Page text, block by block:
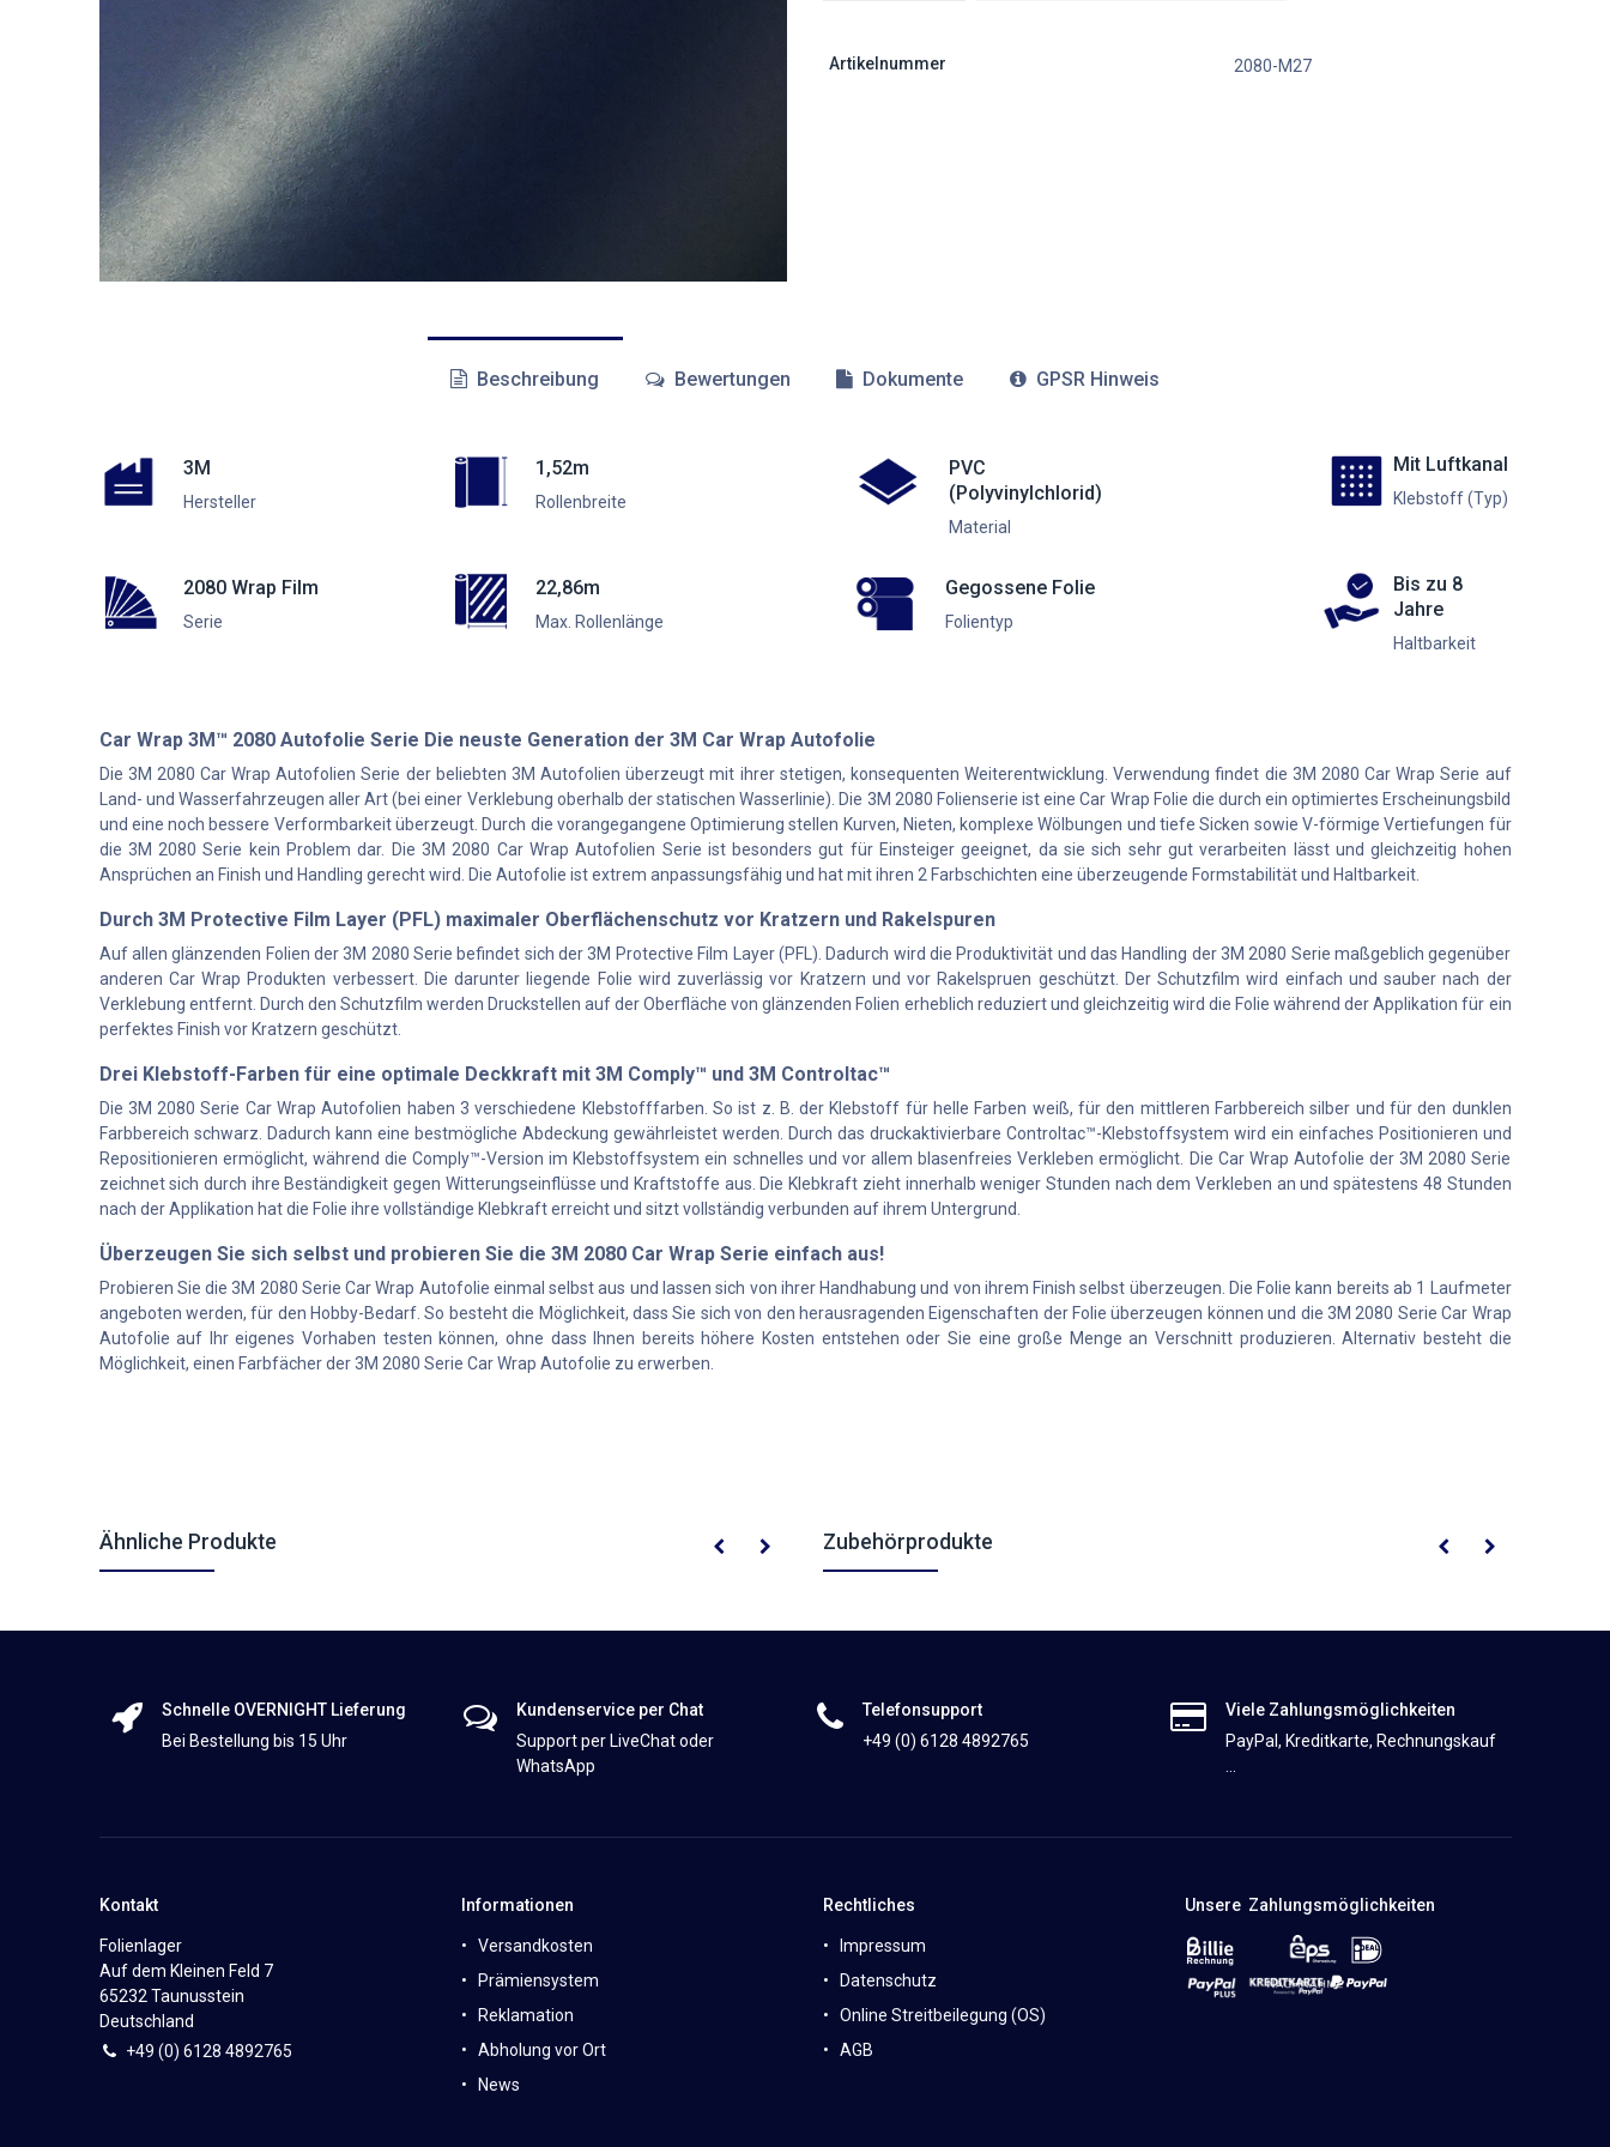
Artikelnummer 2080-M27
Beschreibung Bewertungen Dokumente GPSR Hinweis
3M
Hersteller
2080 Wrap Film
Serie
1,52m
Rollenbreite
22,86m
Max. Rollenlänge
PVC
(Polyvinylchlorid)
Material
Gegossene Folie
Folientyp
Mit Luftkanal
Klebstoff (Typ)
Bis zu 8
Jahre
Haltbarkeit
Car Wrap 3M™ 2080 Autofolie Serie Die neuste Generation der 3M Car Wrap Autofolie
Die 3M 2080 Car Wrap Autofolien Serie der beliebten 3M Autofolien überzeugt mit ihrer stetigen, konsequenten Weiterentwicklung. Verwendung findet die 3M 2080 Car Wrap Serie auf
Land- und Wasserfahrzeugen aller Art (bei einer Verklebung oberhalb der statischen Wasserlinie). Die 3M 2080 Folienserie ist eine Car Wrap Folie die durch ein optimiertes Erscheinungsbild
und eine noch bessere Verformbarkeit überzeugt. Durch die vorangegangene Optimierung stellen Kurven, Nieten, komplexe Wölbungen und tiefe Sicken sowie V-förmige Vertiefungen für
die 3M 2080 Serie kein Problem dar. Die 3M 2080 Car Wrap Autofolien Serie ist besonders gut für Einsteiger geeignet, da sie sich sehr gut verarbeiten lässt und gleichzeitig hohen
Ansprüchen an Finish und Handling gerecht wird. Die Autofolie ist extrem anpassungsfähig und hat mit ihren 2 Farbschichten eine überzeugende Formstabilität und Haltbarkeit.
Durch 3M Protective Film Layer (PFL) maximaler Oberflächenschutz vor Kratzern und Rakelspuren
Auf allen glänzenden Folien der 3M 2080 Serie befindet sich der 3M Protective Film Layer (PFL). Dadurch wird die Produktivität und das Handling der 3M 2080 Serie maßgeblich gegenüber
anderen Car Wrap Produkten verbessert. Die darunter liegende Folie wird zuverlässig vor Kratzern und vor Rakelspruen geschützt. Der Schutzfilm wird einfach und sauber nach der
Verklebung entfernt. Durch den Schutzfilm werden Druckstellen auf der Oberfläche von glänzenden Folien erheblich reduziert und gleichzeitig wird die Folie während der Applikation für ein
perfektes Finish vor Kratzern geschützt.
Drei Klebstoff-Farben für eine optimale Deckkraft mit 3M Comply™ und 3M Controltac™
Die 3M 2080 Serie Car Wrap Autofolien haben 3 verschiedene Klebstofffarben. So ist z. B. der Klebstoff für helle Farben weiß, für den mittleren Farbbereich silber und für den dunklen
Farbbereich schwarz. Dadurch kann eine bestmögliche Abdeckung gewährleistet werden. Durch das druckaktivierbare Controltac™-Klebstoffsystem wird ein einfaches Positionieren und
Repositionieren ermöglicht, während die Comply™-Version im Klebstoffsystem ein schnelles und vor allem blasenfreies Verkleben ermöglicht. Die Car Wrap Autofolie der 3M 2080 Serie
zeichnet sich durch ihre Beständigkeit gegen Witterungseinflüsse und Kraftstoffe aus. Die Klebkraft zieht innerhalb weniger Stunden nach dem Verkleben an und spätestens 48 Stunden
nach der Applikation hat die Folie ihre vollständige Klebkraft erreicht und sitzt vollständig verbunden auf ihrem Untergrund.
Überzeugen Sie sich selbst und probieren Sie die 3M 2080 Car Wrap Serie einfach aus!
Probieren Sie die 3M 2080 Serie Car Wrap Autofolie einmal selbst aus und lassen sich von ihrer Handhabung und von ihrem Finish selbst überzeugen. Die Folie kann bereits ab 1 Laufmeter
angeboten werden, für den Hobby-Bedarf. So besteht die Möglichkeit, dass Sie sich von den herausragenden Eigenschaften der Folie überzeugen können und die 3M 2080 Serie Car Wrap
Autofolie auf Ihr eigenes Vorhaben testen können, ohne dass Ihnen bereits höhere Kosten entstehen oder Sie eine große Menge an Verschnitt produzieren. Alternativ besteht die
Möglichkeit, einen Farbfächer der 3M 2080 Serie Car Wrap Autofolie zu erwerben.
Ähnliche Produkte Zubehörprodukte
Schnelle OVERNIGHT Lieferung
Bei Bestellung bis 15 Uhr
Kundenservice per Chat
Support per LiveChat oder
WhatsApp
Telefonsupport
+49 (0) 6128 4892765
Viele Zahlungsmöglichkeiten
PayPal, Kreditkarte, Rechnungskauf
...
Kontakt
Folienlager
Auf dem Kleinen Feld 7
65232 Taunusstein
Deutschland
+49 (0) 6128 4892765
Informationen
Versandkosten
Prämiensystem
Reklamation
Abholung vor Ort
News
Rechtliches
Impressum
Datenschutz
Online Streitbeilegung (OS)
AGB
Unsere Zahlungsmöglichkeiten